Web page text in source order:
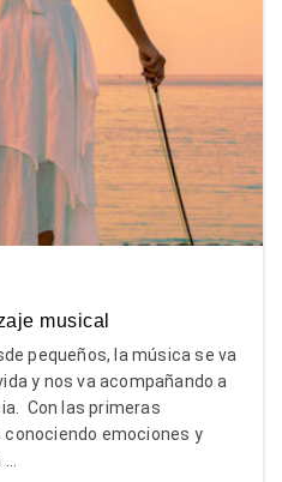
musical
pequeños, la música se va
y nos va acompañando a
Con las primeras
emociones y